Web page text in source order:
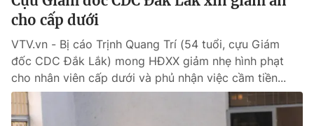
cho cấp dưới
VTV.vn - Bị cáo Trịnh Quang Trí (54 tuổi, cựu Giám
đốc CDC Đắk Lắk) mong HĐXX giảm nhẹ hình phạt
cho nhân viên cấp dưới và phủ nhận việc cầm tiền...